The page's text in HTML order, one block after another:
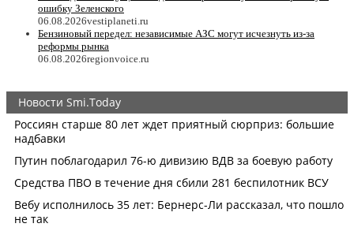
ошибку Зеленского
06.08.2026vestiplaneti.ru
Бензиновый передел: независимые АЗС могут исчезнуть из-за
реформы рынка
06.08.2026regionvoice.ru